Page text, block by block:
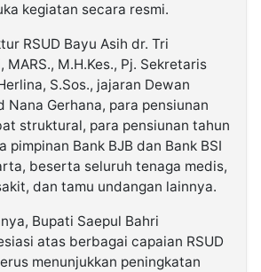
kegiatan secara resmi.
RSUD Bayu Asih dr. Tri
MARS., M.H.Kes., Pj. Sekretaris
S.Sos., jajaran Dewan
Nana Gerhana, para pensiunan
struktural, para pensiunan tahun
pimpinan Bank BJB dan Bank BSI
beserta seluruh tenaga medis,
dan tamu undangan lainnya.
Bupati Saepul Bahri
atas berbagai capaian RSUD
menunjukkan peningkatan